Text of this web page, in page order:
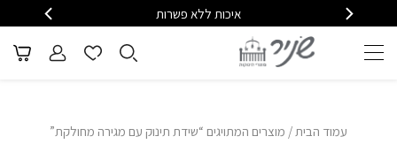
איכות ללא פשרות
עמוד הבית/ מוצרים המתויגים “שידת תינוק עם מגירה מחולקת”